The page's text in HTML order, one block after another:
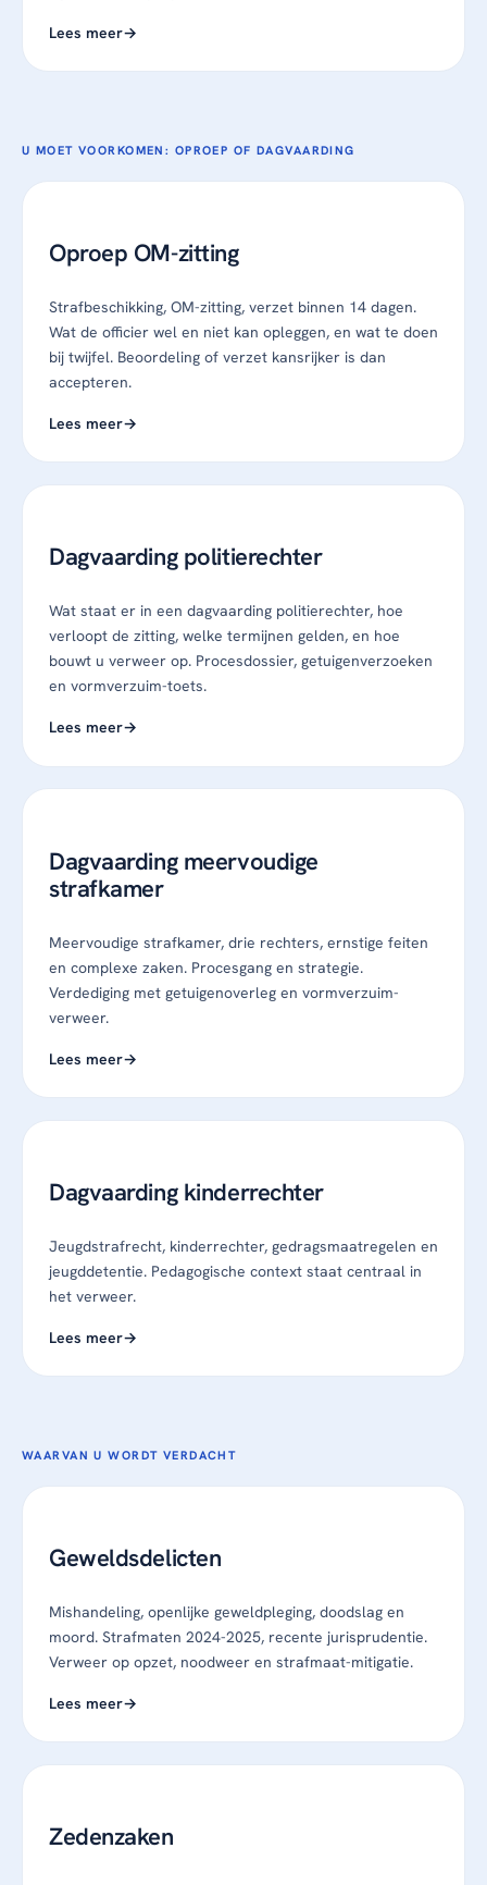
Lees meer
U MOET VOORKOMEN: OPROEP OF DAGVAARDING
Oproep OM-zitting
Strafbeschikking, OM-zitting, verzet binnen 14 dagen.
Wat de officier wel en niet kan opleggen, en wat te doen
bij twijfel. Beoordeling of verzet kansrijker is dan
accepteren.
Lees meer
Dagvaarding politierechter
Wat staat er in een dagvaarding politierechter, hoe
verloopt de zitting, welke termijnen gelden, en hoe
bouwt u verweer op. Procesdossier, getuigenverzoeken
en vormverzuim-toets.
Lees meer
Dagvaarding meervoudige
strafkamer
Meervoudige strafkamer, drie rechters, ernstige feiten
en complexe zaken. Procesgang en strategie.
Verdediging met getuigenoverleg en vormverzuim-
verweer.
Lees meer
Dagvaarding kinderrechter
Jeugdstrafrecht, kinderrechter, gedragsmaatregelen en
jeugddetentie. Pedagogische context staat centraal in
het verweer.
Lees meer
WAARVAN U WORDT VERDACHT
Geweldsdelicten
Mishandeling, openlijke geweldpleging, doodslag en
moord. Strafmaten 2024-2025, recente jurisprudentie.
Verweer op opzet, noodweer en strafmaat-mitigatie.
Lees meer
Zedenzaken